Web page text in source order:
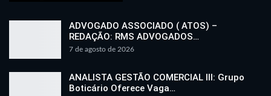
ADVOGADO ASSOCIADO ( ATOS) –
REDAÇÃO: RMS ADVOGADOS…
7 de agosto de 2026
ANALISTA GESTÃO COMERCIAL III: Grupo
Boticário Oferece Vaga…